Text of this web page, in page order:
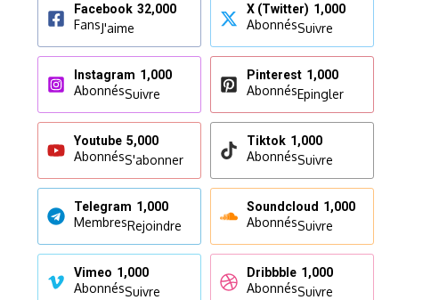
Facebook 32,000
FansJ'aime
X (Twitter) 1,000
AbonnésSuivre
Instagram 1,000
AbonnésSuivre
Pinterest 1,000
AbonnésEpingler
Youtube 5,000
AbonnésS'abonner
Tiktok 1,000
AbonnésSuivre
Telegram 1,000
MembresRejoindre
Soundcloud 1,000
AbonnésSuivre
Vimeo 1,000
AbonnésSuivre
Dribbble 1,000
AbonnésSuivre